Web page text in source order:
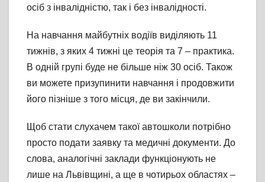
осіб з інвалідністю, так і без інвалідності.
На навчання майбутніх водіїв виділяють 11
тижнів, з яких 4 тижні це теорія та 7 – практика.
В одній групі буде не більше ніж 30 осіб. Також
ви можете призупинити навчання і продовжити
його пізніше з того місця, де ви закінчили.
Щоб стати слухачем такої автошколи потрібно
просто подати заявку та медичні документи. До
слова, аналогічні заклади функціонують не
лише на Львівщині, а ще в чотирьох областях –